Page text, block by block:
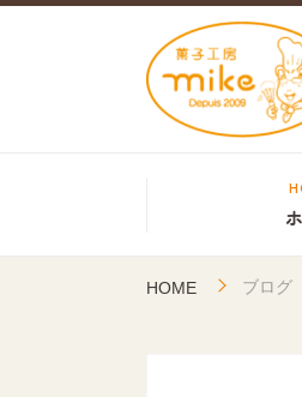
HOME ブログ